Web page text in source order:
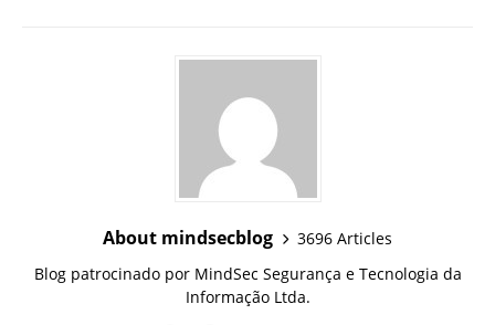
About mindsecblog
3696 Articles
Blog patrocinado por MindSec Segurança e Tecnologia da
Informação Ltda.